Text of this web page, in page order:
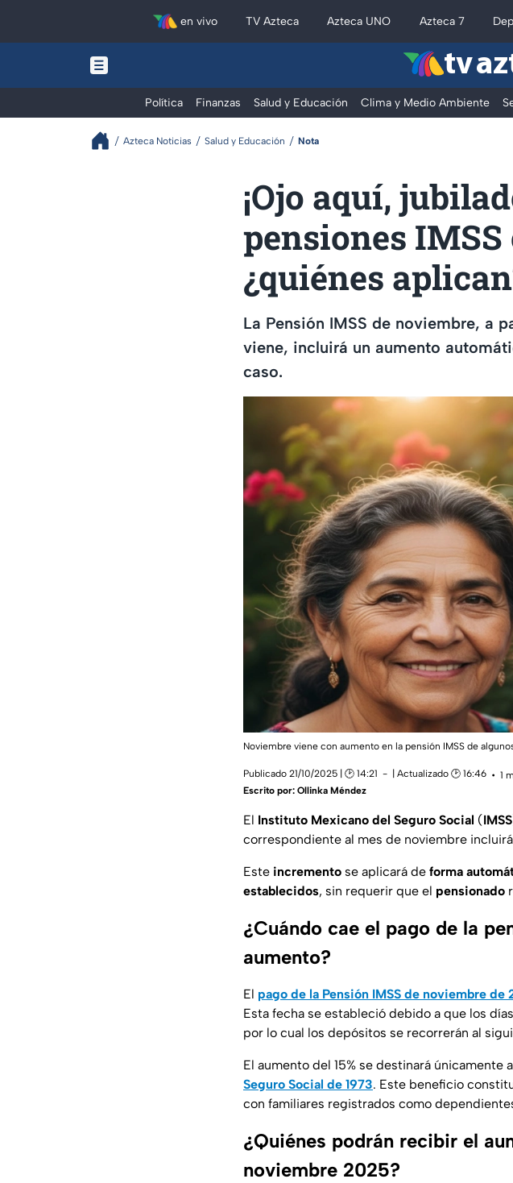
en vivo TV Azteca Azteca UNO Azteca 7
tv
Política Finanzas Salud y Educación Clima y Medio Ambiente
Azteca Noticias Salud y Educación Nota
¡Ojo aquí,
pensiones
¿quiénes
La Pensión IMSS de noviembre, a
viene, incluirá un aumento
caso.
Noviembre viene con aumento en la pensión IMSS de
Publicado 21/10/2025 | 🕑 14:21 | Actualizado 🕑 16:46
1
Escrito por: Ollinka Méndez
El Instituto Mexicano del Seguro Social (IMSS
correspondiente al mes de noviembre
Este incremento se aplicará de forma
establecidos, sin requerir que el pensionado
¿Cuándo cae el pago de la
aumento?
El pago de la Pensión IMSS de noviembre de
Esta fecha se estableció debido a que los
por lo cual los depósitos se recorrerán al
El aumento del 15% se destinará
Seguro Social de 1973. Este beneficio
con familiares registrados como
¿Quiénes podrán recibir el
noviembre 2025?